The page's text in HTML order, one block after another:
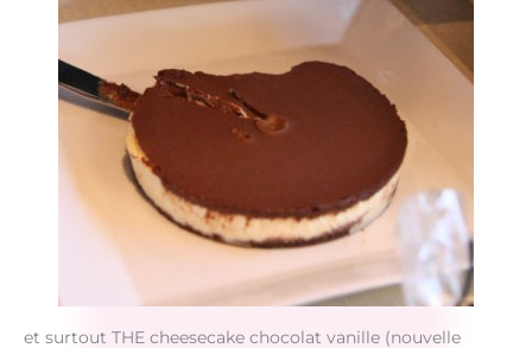
et surtout THE cheesecake chocolat vanille (nouvelle